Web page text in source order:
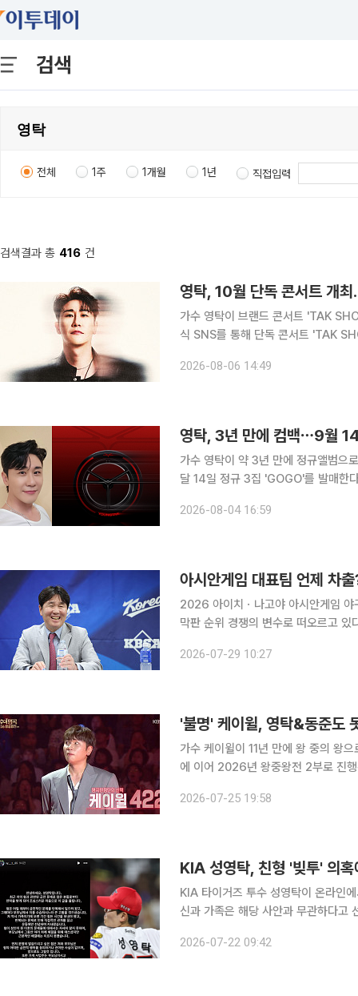
검색
전체 1주 1개월 1년 직접입력
검색결과 총 416 건
영탁, 10월 단독 콘서트 개
가수 영탁이 브랜드 콘서트 'TAK SHOW'
식 SNS를 통해 단독 콘서트 'TAK
연 당시 전국 8개 도시에서 약 9만 명
2026-08-06 14:49
영탁, 3년 만에 컴백⋯9월
가수 영탁이 약 3년 만에 정규앨범으로 컴백한다. 4일 소속사 어비스컴퍼
달 14일 정규 3집 'GOGO'를 발매한다. 영탁은 이날 공식 SNS를 통해 정규 3집의 첫 번째
2026-08-04 16:59
아시안게임 대표팀 언제 차
2026 아이치ㆍ나고야 아시안게임
막판 순위 경쟁의 변수로 떠오르고 있다. 29일 야구계에 따르면 류지현 감독이 이끄는 야구
화한다. 한국은 9월 21일 오후 6
2026-07-29 10:27
'불명' 케이윌, 영탁&동준도
가수 케이윌이 11년 만에 왕 중의 왕으로 거듭났다. 25일 방송된 KBS
에 이어 2026년 왕중왕전 2부로 진행된 가운
2026-07-25 19:58
KIA 성영탁, 친형 '빚투' 의
KIA 타이거즈 투수 성영탁이 온라인
신과 가족은 해당 사안과 무관하다고 선을 그었다. 성영탁은 22일 자신
이름이나 가족과의 관계를 언급하며
2026-07-22 09:42